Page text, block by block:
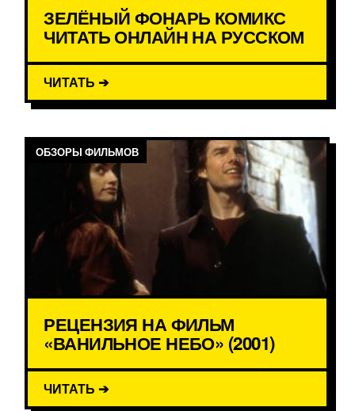
ЗЕЛЁНЫЙ ФОНАРЬ КОМИКС
ЧИТАТЬ ОНЛАЙН НА РУССКОМ
ЧИТАТЬ ➔
ОБЗОРЫ ФИЛЬМОВ
РЕЦЕНЗИЯ НА ФИЛЬМ
«ВАНИЛЬНОЕ НЕБО» (2001)
ЧИТАТЬ ➔